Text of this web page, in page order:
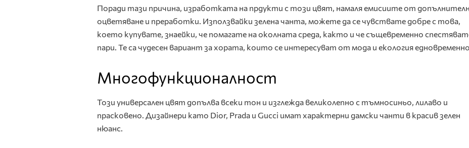
Поради тази причина, изработката на прдукти с този цвят, намаля емисиите от
оцветяване и преработки. Използвайки зелена чанта, можете да се чувствате добре с това,
което купувате, знаейки, че помагате на околната среда, както и че същевременно
пари. Те са чудесен вариант за хората, които се интересуват от мода и екология едновременно.
Многофункционалност
Този универсален цвят допълва всеки тон и изглежда великолепно с тъмносиньо, лилаво и
прасковено. Дизайнери като Dior, Prada и Gucci имат характерни дамски чанти в красив зелен
нюанс.